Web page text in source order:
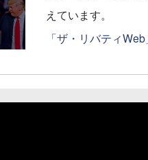
えています。
「ザ・リバティ